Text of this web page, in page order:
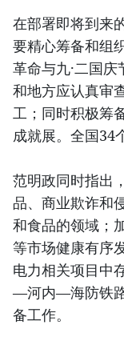
在部署即将到来
要精心筹备和组
革命与九·二国
和地方应认真审
工；同时积极
成就展。全国34
范明政同时指出
品、商业欺诈和
和食品的领域；
等市场健康有序
电力相关项目中
—河内—海防铁
备工作。